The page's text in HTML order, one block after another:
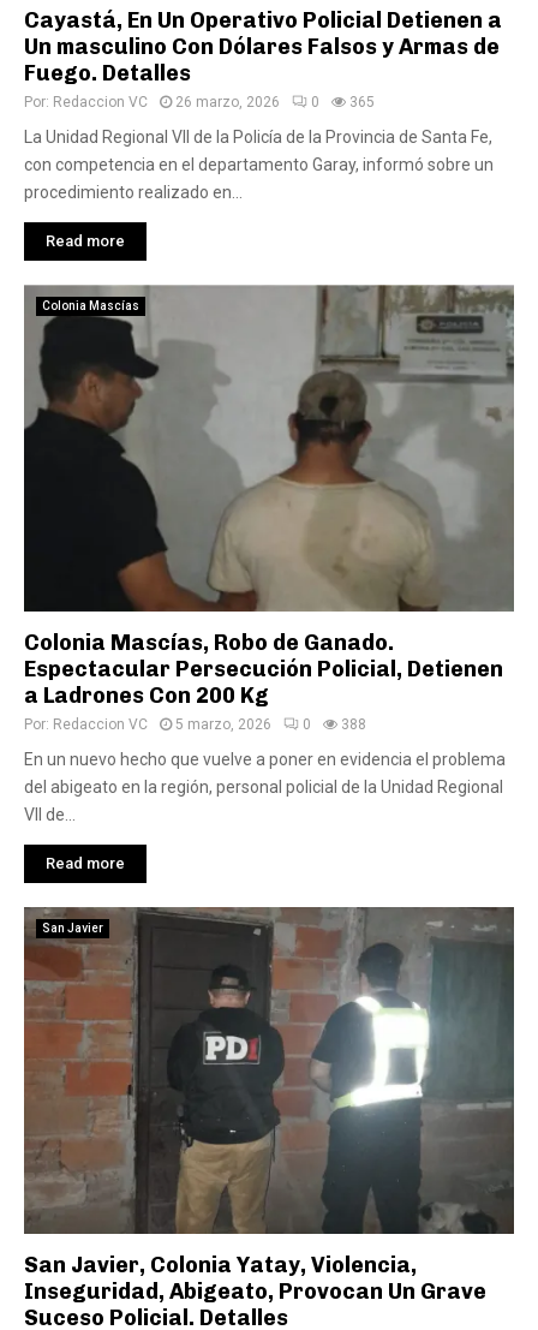
Cayastá, En Un Operativo Policial Detienen a
Un masculino Con Dólares Falsos y Armas de
Fuego. Detalles
Por: Redaccion VC 26 marzo, 2026 0 365
La Unidad Regional VII de la Policía de la Provincia de Santa Fe,
con competencia en el departamento Garay, informó sobre un
procedimiento realizado en...
Read more
Colonia Mascías
Colonia Mascías, Robo de Ganado.
Espectacular Persecución Policial, Detienen
a Ladrones Con 200 Kg
Por: Redaccion VC 5 marzo, 2026 0 388
En un nuevo hecho que vuelve a poner en evidencia el problema
del abigeato en la región, personal policial de la Unidad Regional
VII de...
Read more
San Javier
San Javier, Colonia Yatay, Violencia,
Inseguridad, Abigeato, Provocan Un Grave
Suceso Policial. Detalles